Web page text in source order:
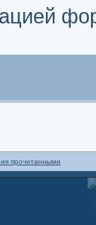
прочитанными